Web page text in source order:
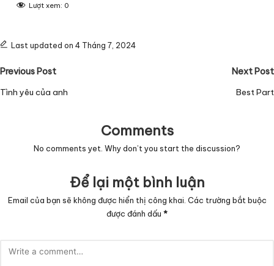
Lượt xem: 0
Last updated on 4 Tháng 7, 2024
Post
navigation
Previous Post
Tình yêu của anh
Next Post
Best Part
Comments
No comments yet. Why don’t you start the discussion?
Để lại một bình luận
Email của bạn sẽ không được hiển thị công khai. Các trường bắt buộc
được đánh dấu *